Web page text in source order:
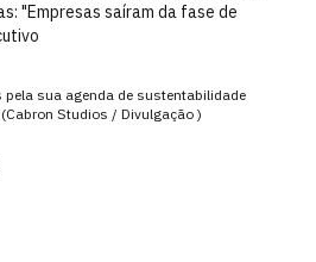
"Empresas saíram da fase de
sua agenda de sustentabilidade
Studios / Divulgação )